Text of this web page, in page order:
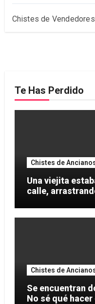
Chistes de Vendedores
Te Has Perdido
Chistes de
Una viejita
calle,
Chistes de
Se encuentran
No sé qué hacer